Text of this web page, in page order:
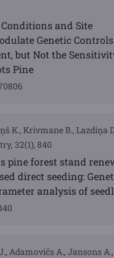
and Site
Genetic
but Not the
Pine
K., Krivmane B., Lazdiņa
32(1), 840
pine forest stand
direct seeding:
analysis of
Adamovičs A., Jansons A.,